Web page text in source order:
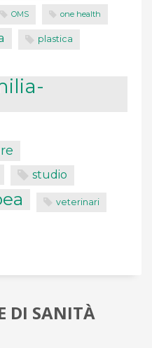
OMS one health
plastica
studio
veterinari
DI SANITÀ